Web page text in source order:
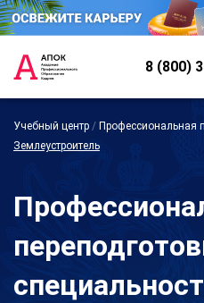
8 (800)
Учебный центр / Профессиональная
Землеустроитель